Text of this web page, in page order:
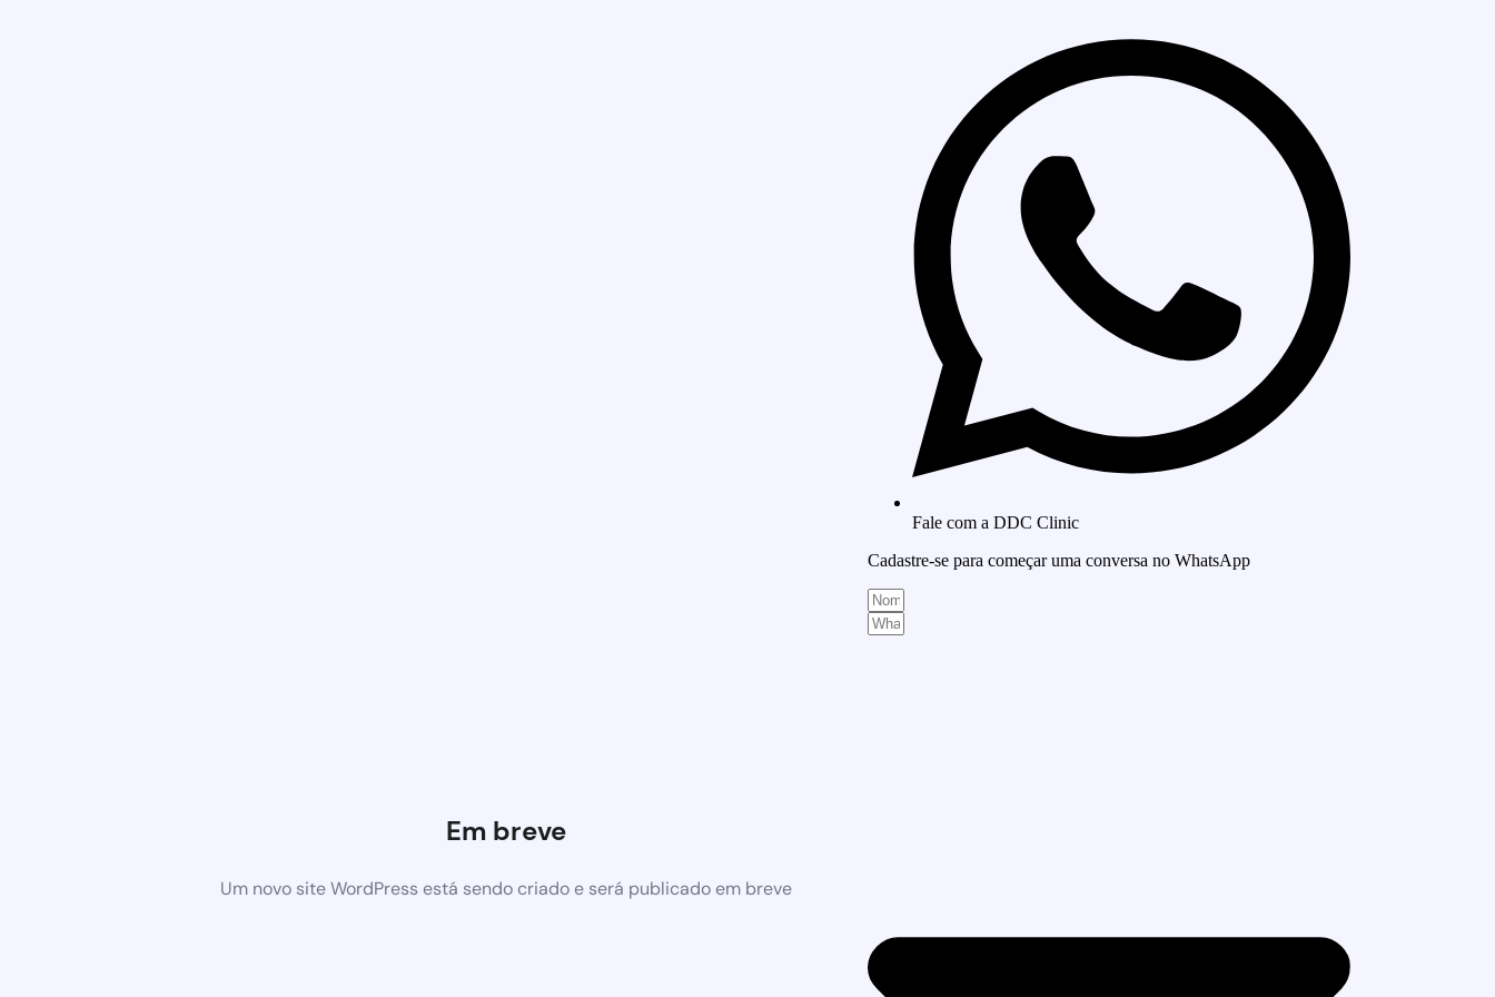
Em breve
Um novo site WordPress está sendo criado e será publicado em breve
Fale com a DDC Clinic
Cadastre-se para começar uma conversa no WhatsApp